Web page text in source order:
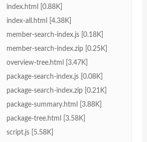
index.html [0.88K]
index-all.html [4.38K]
member-search-index.js [0.18K]
member-search-index.zip [0.25K]
overview-tree.html [3.47K]
package-search-index.js [0.08K]
package-search-index.zip [0.21K]
package-summary.html [3.88K]
package-tree.html [3.58K]
script.js [5.58K]